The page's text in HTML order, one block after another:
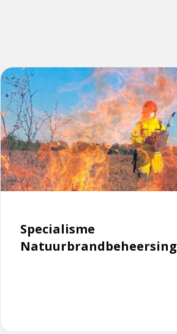
Specialisme
Natuurbrandbeheersing
Lees
meer
over
Specialisme
Natuurbrandbeheersing